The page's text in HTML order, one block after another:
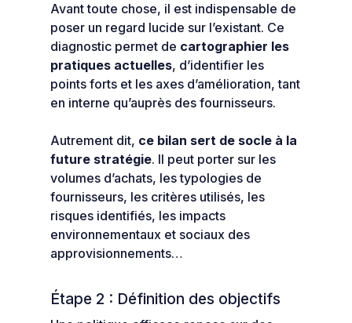
Avant toute chose, il est indispensable de
poser un regard lucide sur l’existant. Ce
diagnostic permet de cartographier les
pratiques actuelles, d’identifier les
points forts et les axes d’amélioration, tant
en interne qu’auprès des fournisseurs.
Autrement dit, ce bilan sert de socle à la
future stratégie. Il peut porter sur les
volumes d’achats, les typologies de
fournisseurs, les critères utilisés, les
risques identifiés, les impacts
environnementaux et sociaux des
approvisionnements…
Étape 2 : Définition des objectifs